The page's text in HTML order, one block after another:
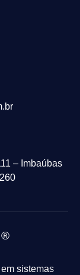
– Imbaúbas
®
sistemas